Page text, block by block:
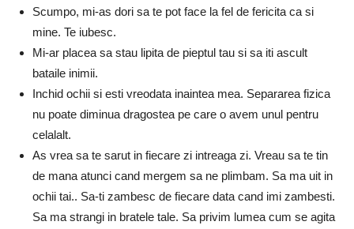
Scumpo, mi-as dori sa te pot face la fel de fericita ca si
mine. Te iubesc.
Mi-ar placea sa stau lipita de pieptul tau si sa iti ascult
bataile inimii.
Inchid ochii si esti vreodata inaintea mea. Separarea fizica
nu poate diminua dragostea pe care o avem unul pentru
celalalt.
As vrea sa te sarut in fiecare zi intreaga zi. Vreau sa te tin
de mana atunci cand mergem sa ne plimbam. Sa ma uit in
ochii tai.. Sa-ti zambesc de fiecare data cand imi zambesti.
Sa ma strangi in bratele tale. Sa privim lumea cum se agita